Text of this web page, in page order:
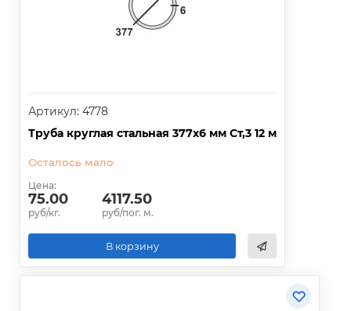
Артикул: 4778
Труба круглая стальная 377х6 мм Ст,3 12 м
Осталось мало
Цена:
75.00
руб/кг.
4117.50
руб/пог. м.
В корзину